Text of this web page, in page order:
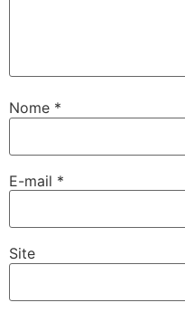
Nome *
E-mail *
Site